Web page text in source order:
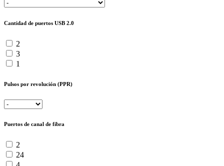
Cantidad de puertos USB 2.0
2
3
1
Pulsos por revolución (PPR)
Puertos de canal de fibra
2
24